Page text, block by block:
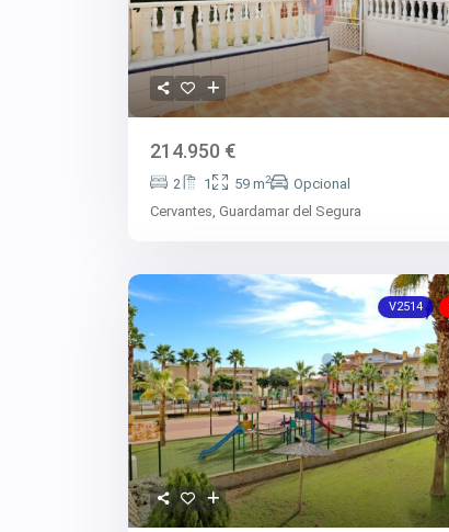
214.950 €
2 1 59 m2
Opcional
Cervantes, Guardamar del Segura
V2514